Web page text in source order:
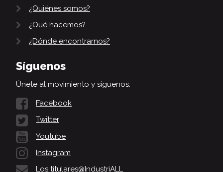
¿Quiénes somos?
¿Qué hacemos?
¿Dónde encontrarnos?
Síguenos
Únete al movimiento y síguenos:
Facebook
Twitter
Youtube
Instagram
Los titulares@IndustriALL